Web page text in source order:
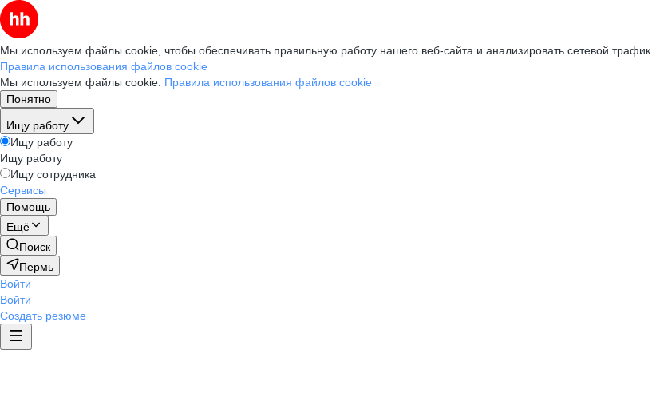
Мы используем файлы cookie, чтобы обеспечивать правильную работу нашего веб-сайта и анализировать сетевой трафик.
Правила использования файлов cookie
Мы используем файлы cookie. Правила использования файлов cookie
Понятно
Ищу работу
Ищу работу
Ищу работу
Ищу сотрудника
Сервисы
Помощь
Ещё
Поиск
Пермь
Войти
Войти
Создать резюме